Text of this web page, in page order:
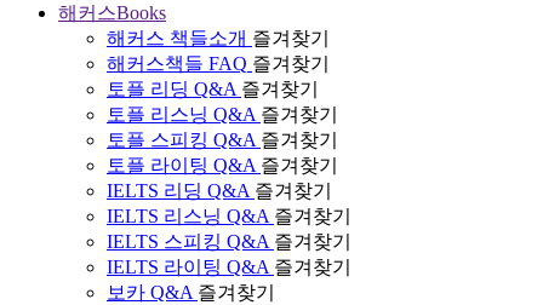
해커스Books
해커스 책들소개 즐겨찾기
해커스책들 FAQ 즐겨찾기
토플 리딩 Q&A 즐겨찾기
토플 리스닝 Q&A 즐겨찾기
토플 스피킹 Q&A 즐겨찾기
토플 라이팅 Q&A 즐겨찾기
IELTS 리딩 Q&A 즐겨찾기
IELTS 리스닝 Q&A 즐겨찾기
IELTS 스피킹 Q&A 즐겨찾기
IELTS 라이팅 Q&A 즐겨찾기
보카 Q&A 즐겨찾기